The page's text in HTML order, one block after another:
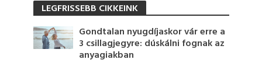
LEGFRISSEBB CIKKEINK
Gondtalan nyugdíjaskor vár erre a
3 csillagjegyre: dúskálni fognak az
anyagiakban